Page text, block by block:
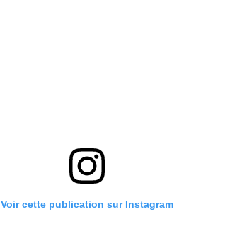
Voir cette publication sur Instagram